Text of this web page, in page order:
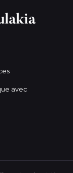
avec